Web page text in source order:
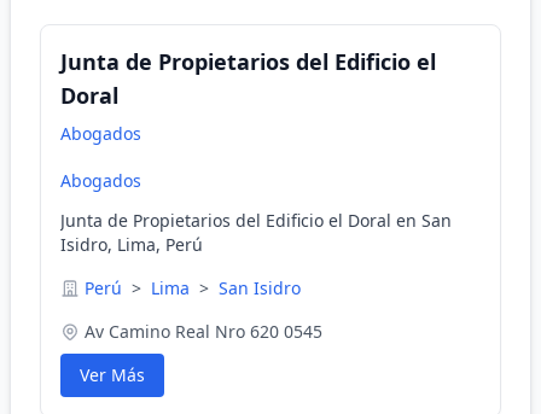
Junta de Propietarios del Edificio el
Doral
Abogados
Abogados
Junta de Propietarios del Edificio el Doral en San
Isidro, Lima, Perú
Perú > Lima > San Isidro
Av Camino Real Nro 620 0545
Ver Más